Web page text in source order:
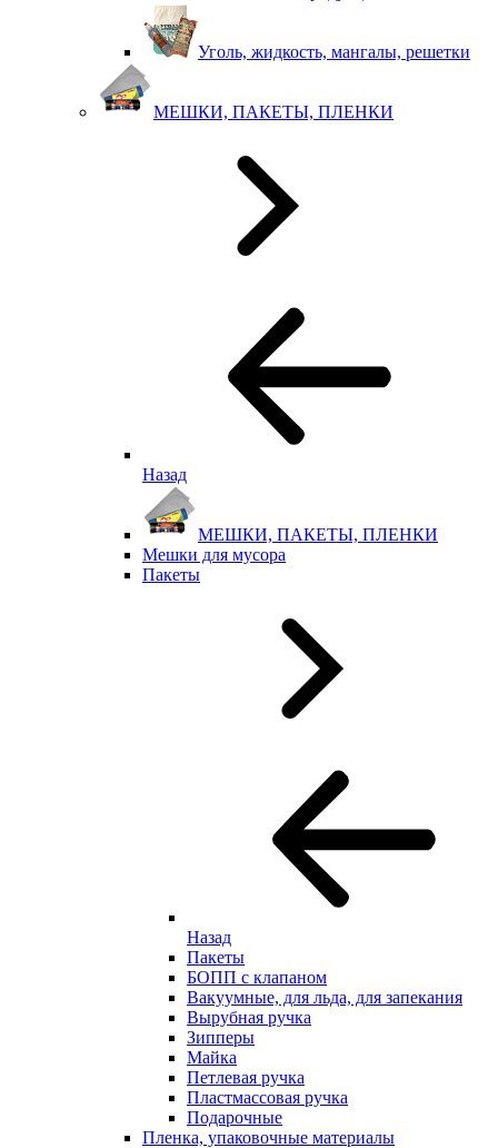
Уголь, жидкость, мангалы, решетки
МЕШКИ, ПАКЕТЫ, ПЛЕНКИ
Назад
МЕШКИ, ПАКЕТЫ, ПЛЕНКИ
Мешки для мусора
Пакеты
Назад
Пакеты
БОПП с клапаном
Вакуумные, для льда, для запекания
Вырубная ручка
Зипперы
Майка
Петлевая ручка
Пластмассовая ручка
Подарочные
Пленка, упаковочные материалы